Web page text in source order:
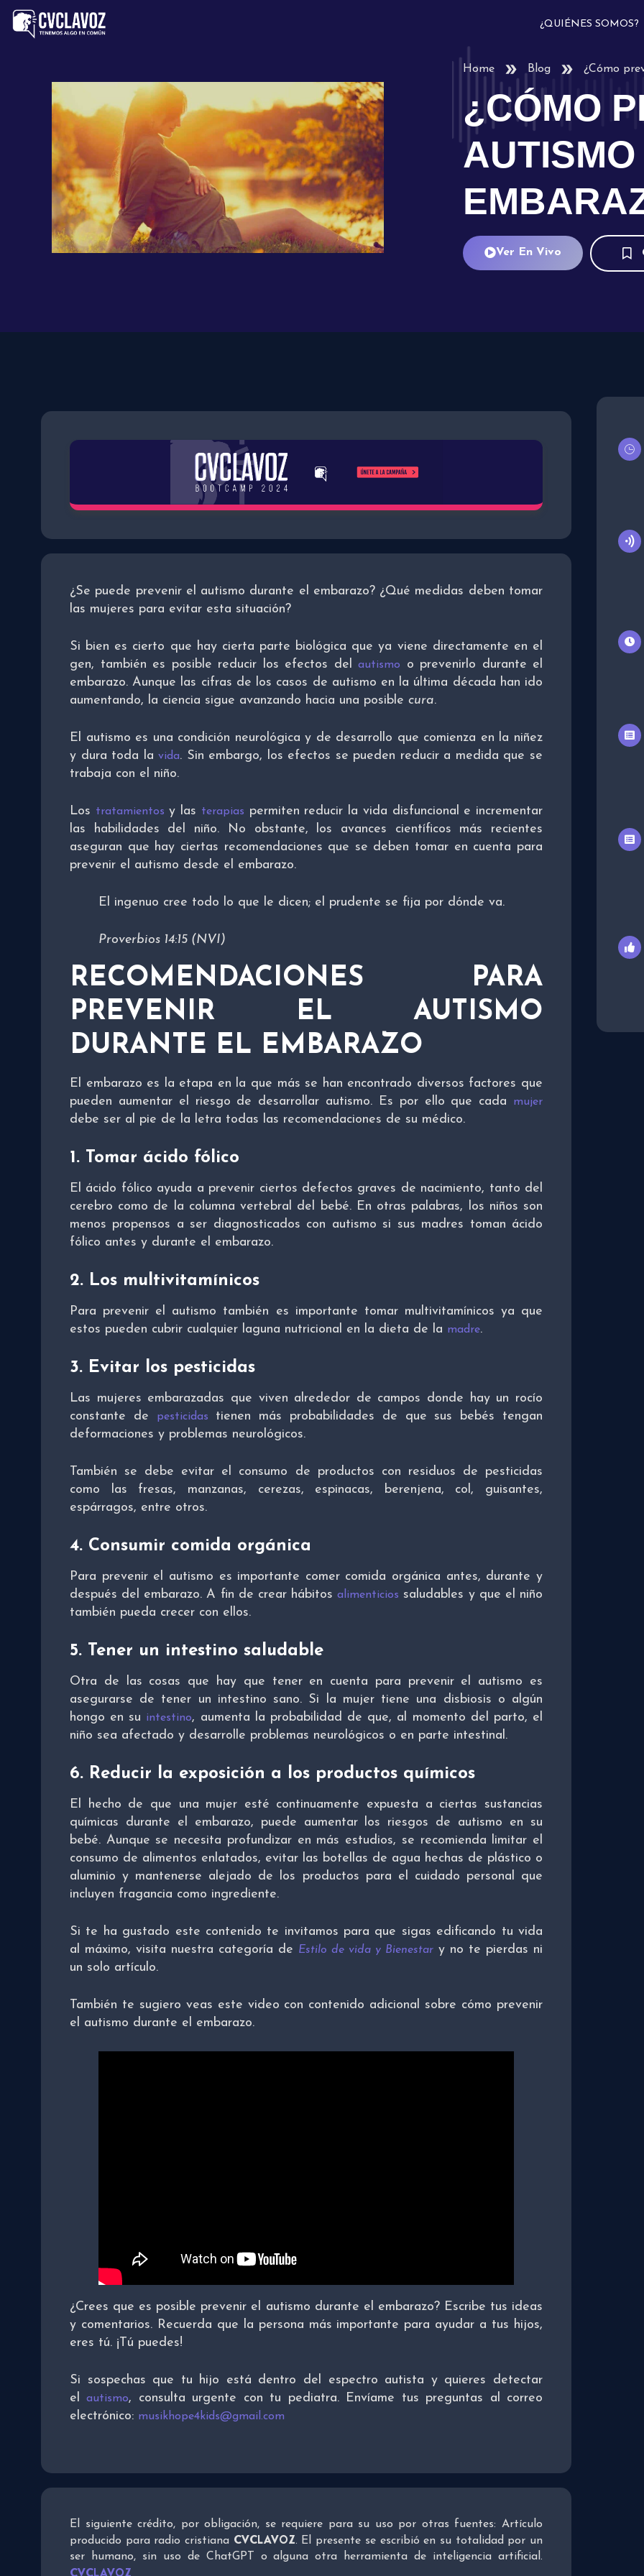
¿QUIÉNES SOMOS?
Home Blog ¿Cómo
¿CÓMO
Ver En Vivo
¿Se puede prevenir el autismo durante el embarazo? ¿Qué medidas deben tomar
las mujeres para evitar esta situación?
Si bien es cierto que hay cierta parte biológica que ya viene directamente en el
gen, también es posible reducir los efectos del autismo
o prevenirlo durante el
embarazo. Aunque las cifras de los casos de autismo en la última década han ido
aumentando, la ciencia sigue avanzando hacia una posible cura.
El autismo es una condición neurológica y de desarrollo que comienza en la niñez
y dura toda lavida. Sin embargo, los efectos se pueden reducir a medida que se
trabaja con el niño.
Los tratamientos y las terapias permiten reducir la vida disfuncional e incrementar
las habilidades del niño. No obstante, los avances científicos más recientes
aseguran que hay ciertas recomendaciones que se deben tomar en cuenta para
prevenir el autismo desde el embarazo.
El ingenuo cree todo lo que le dicen; el prudente se fija por dónde va.
Proverbios 14:15 (NVI)
RECOMENDACIONES PARA
PREVENIR EL AUTISMO
DURANTE EL EMBARAZO
El embarazo es la etapa en la que más se han encontrado diversos factores que
pueden aumentar el riesgo de desarrollar autismo. Es por ello que cada
mujer
debe ser al pie de la letra todas las recomendaciones de su médico.
1. Tomar ácido fólico
El ácido fólico ayuda a prevenir ciertos defectos graves de nacimiento, tanto del
cerebro como de la columna vertebral del bebé. En otras palabras, los niños son
menos propensos a ser diagnosticados con autismo si sus madres toman ácido
fólico antes y durante el embarazo.
2. Los multivitamínicos
Para prevenir el autismo también es importante tomar multivitamínicos ya que
estos pueden cubrir cualquier laguna nutricional en la dieta de la madre.
3. Evitar los pesticidas
Las mujeres embarazadas que viven alrededor de campos donde hay un rocío
constante de
pesticidas
tienen más probabilidades de que sus bebés tengan
deformaciones y problemas neurológicos.
También se debe evitar el consumo de productos con residuos de pesticidas
como las fresas, manzanas, cerezas, espinacas, berenjena, col, guisantes,
espárragos, entre otros.
4. Consumir comida orgánica
Para prevenir el autismo es importante comer comida orgánica antes, durante y
después del embarazo. A fin de crear hábitosalimenticios saludables y que el niño
también pueda crecer con ellos.
5. Tener un intestino saludable
Otra de las cosas que hay que tener en cuenta para prevenir el autismo es
asegurarse de tener un intestino sano. Si la mujer tiene una disbiosis o algún
hongo en su intestino, aumenta la probabilidad de que, al momento del parto, el
niño sea afectado y desarrolle problemas neurológicos o en parte intestinal.
6. Reducir la exposición a los productos químicos
El hecho de que una mujer esté continuamente expuesta a ciertas sustancias
químicas durante el embarazo, puede aumentar los riesgos de autismo en su
bebé. Aunque se necesita profundizar en más estudios, se recomienda limitar el
consumo de alimentos enlatados, evitar las botellas de agua hechas de plástico o
aluminio y mantenerse alejado de los productos para el cuidado personal que
incluyen fragancia como ingrediente.
Si te ha gustado este contenido te invitamos para que sigas edificando tu vida
al máximo, visita nuestra categoría de Estilo de vida y Bienestar y no te pierdas ni
un solo artículo.
También te sugiero veas este video con contenido adicional sobre cómo prevenir
el autismo durante el embarazo.
¿Crees que es posible prevenir el autismo durante el embarazo? Escribe tus ideas
y comentarios. Recuerda que la persona más importante para ayudar a tus hijos,
eres tú. ¡Tú puedes!
Si sospechas que tu hijo está dentro del espectro autista y quieres detectar
elautismo, consulta urgente con tu pediatra. Envíame tus preguntas al correo
electrónico: musikhope4kids@gmail.com
El siguiente crédito, por obligación, se requiere para su uso por otras fuentes: Artículo
producido para radio cristiana CVCLAVOZ. El presente se escribió en su totalidad por un
ser humano, sin uso de ChatGPT o alguna otra herramienta de inteligencia artificial.